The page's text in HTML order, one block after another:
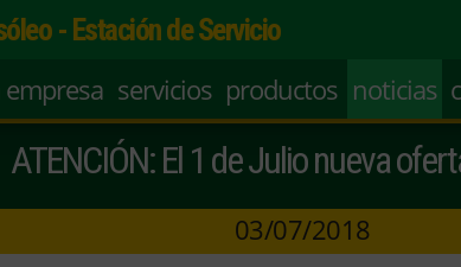
- Estación de Servicio
empresa servicios productos noticias
ATENCIÓN: El 1 de Julio nueva
03/07/2018